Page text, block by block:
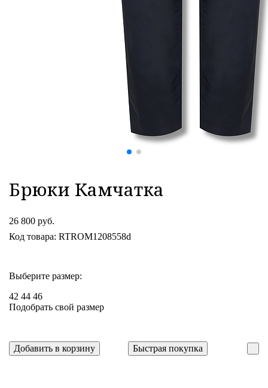
Брюки Камчатка
26 800 руб.
Код товара: RTROM1208558d
Выберите размер:
42 44 46
Подобрать свой размер
Добавить в корзину Быстрая покупка